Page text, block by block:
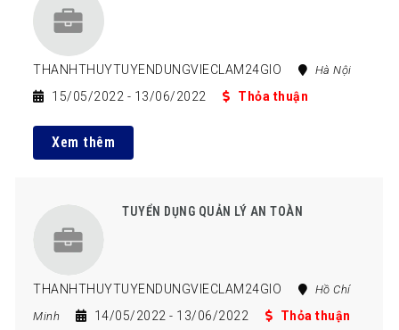
THANHTHUYTUYENDUNGVIECLAM24GIO Hà Nội
15/05/2022 - 13/06/2022 Thỏa thuận
Xem thêm
TUYỂN DỤNG QUẢN LÝ AN TOÀN
THANHTHUYTUYENDUNGVIECLAM24GIO
Hồ Chí
Minh
14/05/2022- 13/06/2022 Thỏa thuận